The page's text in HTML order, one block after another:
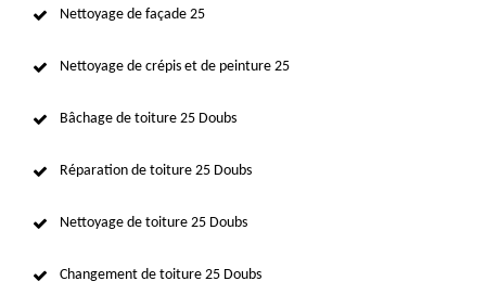
Nettoyage de façade 25
Nettoyage de crépis et de peinture 25
Bâchage de toiture 25 Doubs
Réparation de toiture 25 Doubs
Nettoyage de toiture 25 Doubs
Changement de toiture 25 Doubs